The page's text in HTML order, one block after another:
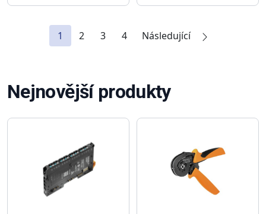
1 2 3 4 Následující
Nejnovější produkty